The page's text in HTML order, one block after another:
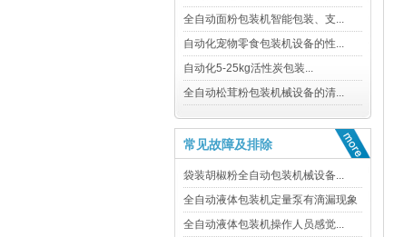
常见故障及排除